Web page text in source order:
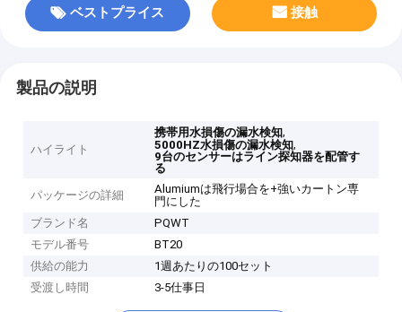
ベストプライス 接触
製品の説明
ハイライト
携帯用水損傷の漏水検知,
5000HZ水損傷の漏水検知,
9台のセンサーはライン探知器を配管す
る
パッケージの詳細
Alumiumは飛行場合を+強いカートン専
門にした
ブランド名
PQWT
モデル番号
BT20
供給の能力
1週あたりの100セット
受渡し時間
3-5仕事日